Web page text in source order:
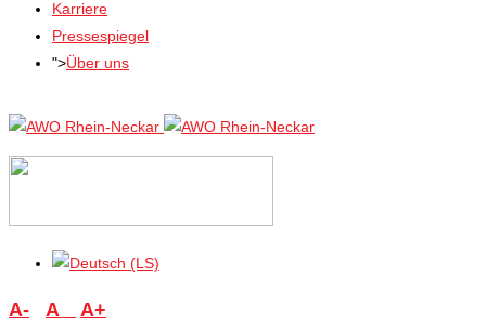
Karriere
Pressespiegel
">Über uns
A- A A+